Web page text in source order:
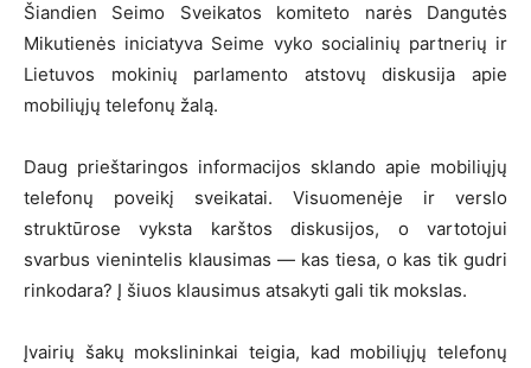
Šiandien Seimo Sveikatos komiteto narės Dangutės
Mikutienės iniciatyva Seime vyko socialinių partnerių ir
Lietuvos mokinių parlamento atstovų diskusija apie
mobiliųjų telefonų žalą.
Daug prieštaringos informacijos sklando apie mobiliųjų
telefonų poveikį sveikatai. Visuomenėje ir verslo
struktūrose vyksta karštos diskusijos, o vartotojui
svarbus vienintelis klausimas — kas tiesa, o kas tik gudri
rinkodara? Į šiuos klausimus atsakyti gali tik mokslas.
Įvairių šakų mokslininkai teigia, kad mobiliųjų telefonų